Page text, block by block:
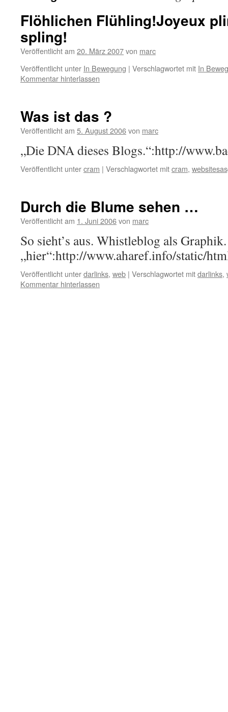
Flöhlichen Flühling!Joyeux
spling!
Veröffentlicht am 20. März 2007von marc
Veröffentlicht unter In Bewegung | Verschlagwortet mit In
Kommentar hinterlassen
Was ist das ?
Veröffentlicht am 5. August 2006von marc
„Die DNA dieses Blogs.“:http://
Veröffentlicht untercram | Verschlagwortet mitcram,
Durch die Blume sehen …
Veröffentlicht am 1. Juni 2006von marc
So sieht’s aus. Whistleblog als
„hier“:http://www.aharef.info/static/
Veröffentlicht unterdarlinks, web | Verschlagwortet mitdarlinks,
Kommentar hinterlassen